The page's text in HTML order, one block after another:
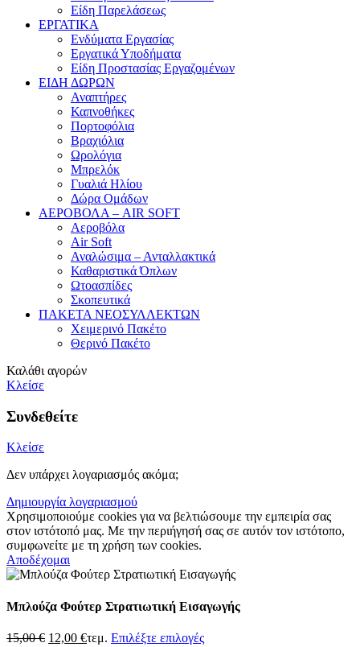
Είδη Παρελάσεως
ΕΡΓΑΤΙΚΑ
Ενδύματα Εργασίας
Εργατικά Υποδήματα
Είδη Προστασίας Εργαζομένων
ΕΙΔΗ ΔΩΡΩΝ
Αναπτήρες
Καπνοθήκες
Πορτοφόλια
Βραχιόλια
Ωρολόγια
Μπρελόκ
Γυαλιά Ηλίου
Δώρα Ομάδων
ΑΕΡΟΒΟΛΑ – AIR SOFT
Αεροβόλα
Air Soft
Αναλώσιμα – Ανταλλακτικά
Καθαριστικά Όπλων
Ωτοασπίδες
Σκοπευτικά
ΠΑΚΕΤΑ ΝΕΟΣΥΛΛΕΚΤΩΝ
Χειμερινό Πακέτο
Θερινό Πακέτο
Καλάθι αγορών
Κλείσε
Συνδεθείτε
Κλείσε
Δεν υπάρχει λογαριασμός ακόμα;
Δημιουργία λογαριασμού
Χρησιμοποιούμε cookies για να βελτιώσουμε την εμπειρία σας
στον ιστότοπό μας. Με την περιήγησή σας σε αυτόν τον ιστότοπο,
συμφωνείτε με τη χρήση των cookies.
Αποδέχομαι
Μπλούζα Φούτερ Στρατιωτική Εισαγωγής
15,00€ Original
12,00 €Η
τεμ. Επιλέξτε επιλογές